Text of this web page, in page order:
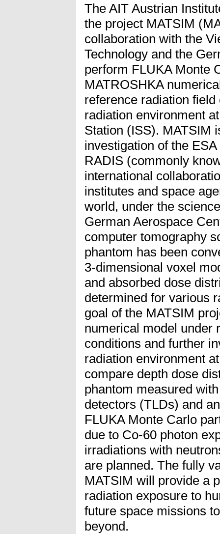
The AIT Austrian
the project MATSIM
collaboration with the
Technology and the
perform FLUKA Monte
MATROSHKA
reference radiation
radiation environment
Station (ISS). MATSIM
investigation of the
RADIS (commonly
international
institutes and space
world, under the
German Aerospace
computer tomography
phantom has been
3-dimensional voxel
and absorbed dose
determined for various
goal of the MATSIM
numerical model under
conditions and further
radiation environment
compare depth dose
phantom measured
detectors (TLDs) and
FLUKA Monte Carlo
due to Co-60 photon
irradiations with
are planned. The fully
MATSIM will provide a
radiation exposure to
future space missions
beyond.